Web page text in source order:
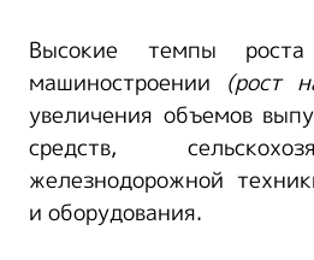
Высокие темпы
машиностроении (рост
увеличения объемов
средств,
железнодорожной
и оборудования.